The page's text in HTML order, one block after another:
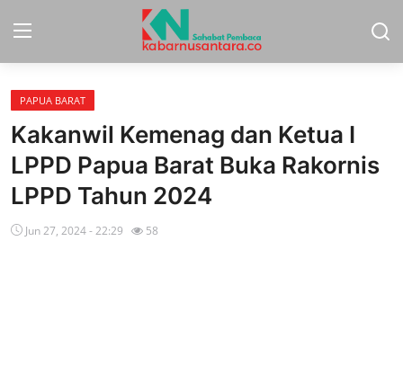
Home
Sport
Nasional
More
PAPUA BARAT
Kakanwil Kemenag dan Ketua I
LPPD Papua Barat Buka Rakornis
LPPD Tahun 2024
Jun 27, 2024 - 22:29 58